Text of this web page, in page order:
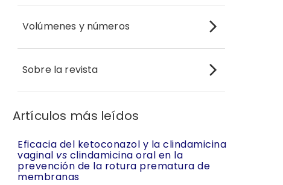
Volúmenes y números
Sobre la revista
Artículos más leídos
Eficacia del ketoconazol y la clindamicina
vaginal vs clindamicina oral en la
prevención de la rotura prematura de
membranas